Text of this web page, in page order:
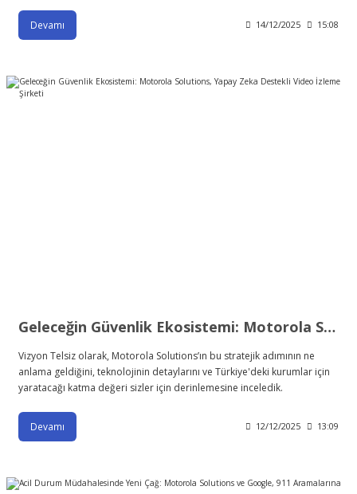
Devamı 14/12/2025 15:08
Geleceğin Güvenlik Ekosistemi: Motorola Solutions, Yapay Zeka Destekli Video İzleme Şirketi "Blue Eye"ı Bünyesine Kattı
Vizyon Telsiz olarak, Motorola Solutions’ın bu stratejik adımının ne
anlama geldiğini, teknolojinin detaylarını ve Türkiye'deki kurumlar için
yaratacağı katma değeri sizler için derinlemesine inceledik.
Devamı 12/12/2025 13:09